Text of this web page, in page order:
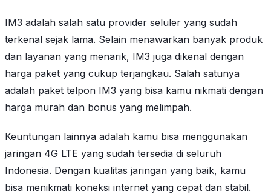
IM3 adalah salah satu provider seluler yang sudah
terkenal sejak lama. Selain menawarkan banyak produk
dan layanan yang menarik, IM3 juga dikenal dengan
harga paket yang cukup terjangkau. Salah satunya
adalah paket telpon IM3 yang bisa kamu nikmati dengan
harga murah dan bonus yang melimpah.
Keuntungan lainnya adalah kamu bisa menggunakan
jaringan 4G LTE yang sudah tersedia di seluruh
Indonesia. Dengan kualitas jaringan yang baik, kamu
bisa menikmati koneksi internet yang cepat dan stabil.